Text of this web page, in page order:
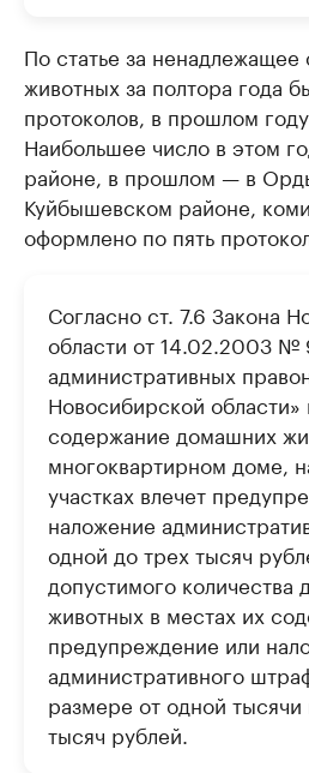
По статье за
животных за полтора года
протоколов, в прошлом
Наибольшее число в этом
районе, в прошлом — в
Куйбышевском районе,
оформлено по пять
Согласно ст. 7.6 Закона
области от 14.02.2003
административных
Новосибирской
содержание домашних
многоквартирном доме,
участках влечет
наложение
одной до трех тысяч
допустимого количества
животных в местах их
предупреждение или
административного
размере от одной тысячи
тысяч рублей.